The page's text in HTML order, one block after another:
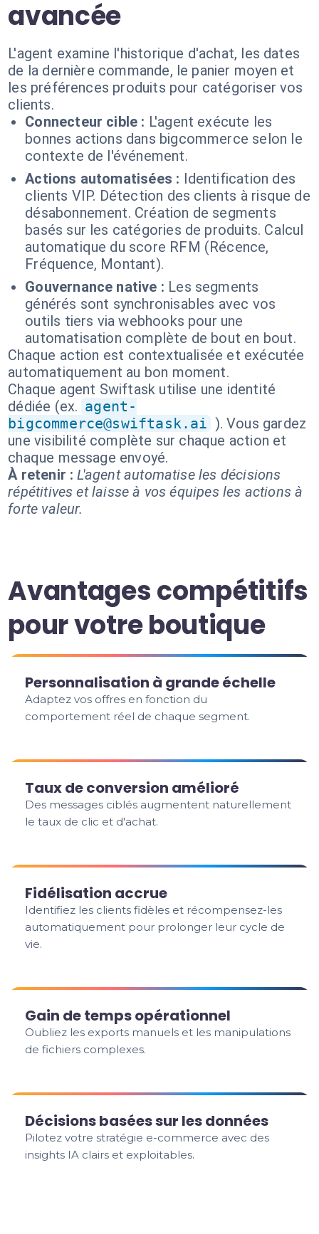
avancée
L'agent examine l'historique d'achat, les dates
de la dernière commande, le panier moyen et
les préférences produits pour catégoriser vos
clients.
Connecteur cible : L'agent exécute les
bonnes actions dans bigcommerce selon le
contexte de l'événement.
Actions automatisées : Identification des
clients VIP. Détection des clients à risque de
désabonnement. Création de segments
basés sur les catégories de produits. Calcul
automatique du score RFM (Récence,
Fréquence, Montant).
Gouvernance native : Les segments
générés sont synchronisables avec vos
outils tiers via webhooks pour une
automatisation complète de bout en bout.
Chaque action est contextualisée et exécutée
automatiquement au bon moment.
Chaque agent Swiftask utilise une identité
dédiée (ex. agent-
bigcommerce@swiftask.ai ). Vous gardez
une visibilité complète sur chaque action et
chaque message envoyé.
À retenir : L'agent automatise les décisions
répétitives et laisse à vos équipes les actions à
forte valeur.
Avantages compétitifs
pour votre boutique
Personnalisation à grande échelle
Adaptez vos offres en fonction du
comportement réel de chaque segment.
Taux de conversion amélioré
Des messages ciblés augmentent naturellement
le taux de clic et d'achat.
Fidélisation accrue
Identifiez les clients fidèles et récompensez-les
automatiquement pour prolonger leur cycle de
vie.
Gain de temps opérationnel
Oubliez les exports manuels et les manipulations
de fichiers complexes.
Décisions basées sur les données
Pilotez votre stratégie e-commerce avec des
insights IA clairs et exploitables.